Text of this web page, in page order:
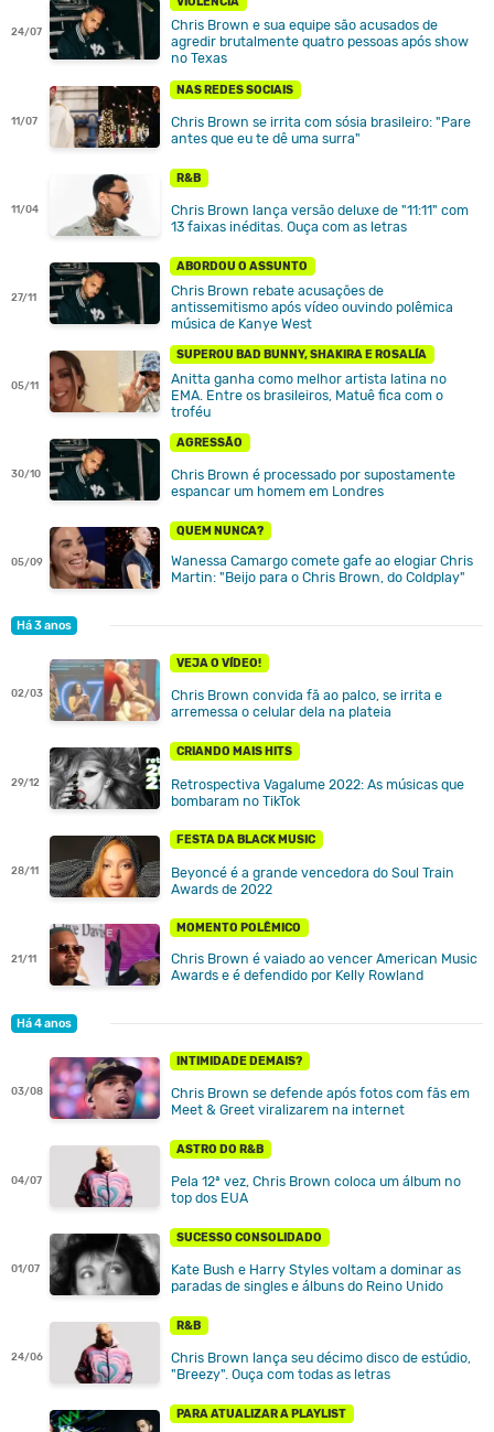
24/07
Chris Brown e sua equipe são acusados de
agredir brutalmente quatro pessoas após show
no Texas
11/07
NAS REDES SOCIAIS
Chris Brown se irrita com sósia brasileiro: "Pare
antes que eu te dê uma surra"
11/04
R&B
Chris Brown lança versão deluxe de "11:11" com
13 faixas inéditas. Ouça com as letras
27/11
ABORDOU O ASSUNTO
Chris Brown rebate acusações de
antissemitismo após vídeo ouvindo polêmica
música de Kanye West
05/11
SUPEROU BAD BUNNY, SHAKIRA E ROSALÍA
Anitta ganha como melhor artista latina no
EMA. Entre os brasileiros, Matuê fica com o
troféu
30/10
AGRESSÃO
Chris Brown é processado por supostamente
espancar um homem em Londres
05/09
QUEM NUNCA?
Wanessa Camargo comete gafe ao elogiar Chris
Martin: "Beijo para o Chris Brown, do Coldplay"
Há 3 anos
02/03
VEJA O VÍDEO!
Chris Brown convida fã ao palco, se irrita e
arremessa o celular dela na plateia
29/12
CRIANDO MAIS HITS
Retrospectiva Vagalume 2022: As músicas que
bombaram no TikTok
28/11
FESTA DA BLACK MUSIC
Beyoncé é a grande vencedora do Soul Train
Awards de 2022
21/11
MOMENTO POLÊMICO
Chris Brown é vaiado ao vencer American Music
Awards e é defendido por Kelly Rowland
Há 4 anos
03/08
INTIMIDADE DEMAIS?
Chris Brown se defende após fotos com fãs em
Meet & Greet viralizarem na internet
04/07
ASTRO DO R&B
Pela 12ª vez, Chris Brown coloca um álbum no
top dos EUA
01/07
SUCESSO CONSOLIDADO
Kate Bush e Harry Styles voltam a dominar as
paradas de singles e álbuns do Reino Unido
24/06
R&B
Chris Brown lança seu décimo disco de estúdio,
"Breezy". Ouça com todas as letras
PARA ATUALIZAR A PLAYLIST